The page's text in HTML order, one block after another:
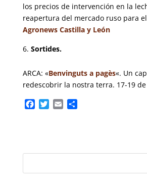
los precios de intervención en la
reapertura del mercado ruso para
Agronews Castilla y León
Sortides.
ARCA: «Benvinguts a pagès«. Un
redescobrir la nostra terra. 17-19
o
k
e
r
e